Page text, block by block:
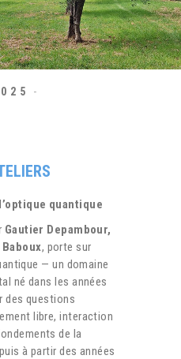
quantique
Gautier Depambour,
, porte sur
— un domaine
né dans les années
des questions
libre, interaction
de la
à partir des années